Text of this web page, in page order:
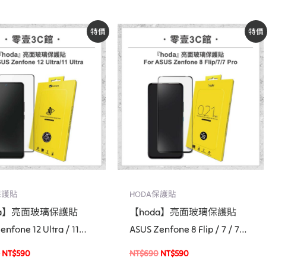
特價
貼
】亮面玻璃保護貼
12 Ultra / 11
原
始
價
格：
NT$590
目
前
價
格：
特價
HODA保護貼
【hoda】亮面玻璃保護貼
ASUS Zenfone 8 Flip / 7 / 7
NT$690
原
始
價
格：
NT$590
目
前
價
格：